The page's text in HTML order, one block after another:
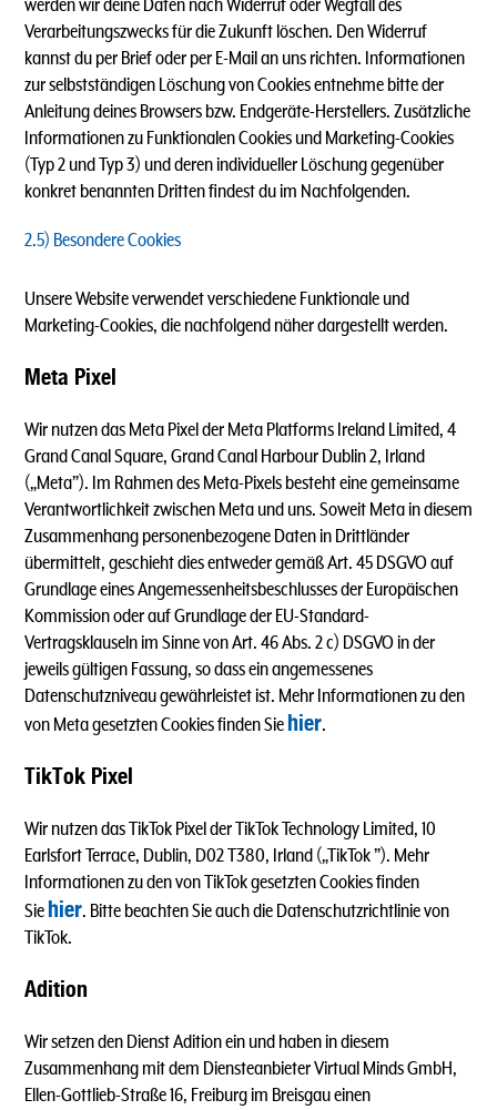
werden wir deine Daten nach Widerruf oder Wegfall des
Verarbeitungszwecks für die Zukunft löschen. Den Widerruf
kannst du per Brief oder per E-Mail an uns richten. Informationen
zur selbstständigen Löschung von Cookies entnehme bitte der
Anleitung deines Browsers bzw. Endgeräte-Herstellers. Zusätzliche
Informationen zu Funktionalen Cookies und Marketing-Cookies
(Typ 2 und Typ 3) und deren individueller Löschung gegenüber
konkret benannten Dritten findest du im Nachfolgenden.
2.5) Besondere Cookies
Unsere Website verwendet verschiedene Funktionale und
Marketing-Cookies, die nachfolgend näher dargestellt werden.
Meta Pixel
Wir nutzen das Meta Pixel der Meta Platforms Ireland Limited, 4
Grand Canal Square, Grand Canal Harbour Dublin 2, Irland
(„Meta”). Im Rahmen des Meta-Pixels besteht eine gemeinsame
Verantwortlichkeit zwischen Meta und uns. Soweit Meta in diesem
Zusammenhang personenbezogene Daten in Drittländer
übermittelt, geschieht dies entweder gemäß Art. 45 DSGVO auf
Grundlage eines Angemessenheitsbeschlusses der Europäischen
Kommission oder auf Grundlage der EU-Standard-
Vertragsklauseln im Sinne von Art. 46 Abs. 2 c) DSGVO in der
jeweils gültigen Fassung, so dass ein angemessenes
Datenschutzniveau gewährleistet ist. Mehr Informationen zu den
von Meta gesetzten Cookies finden Sie hier.
TikTok Pixel
Wir nutzen das TikTok Pixel der TikTok Technology Limited, 10
Earlsfort Terrace, Dublin, D02 T380, Irland („TikTok ”). Mehr
Informationen zu den von TikTok gesetzten Cookies finden
Sie hier. Bitte beachten Sie auch die Datenschutzrichtlinie von
TikTok.
Adition
Wir setzen den Dienst Adition ein und haben in diesem
Zusammenhang mit dem Diensteanbieter Virtual Minds GmbH,
Ellen-Gottlieb-Straße 16, Freiburg im Breisgau einen